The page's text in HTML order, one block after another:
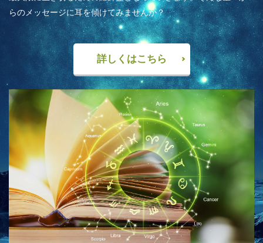
らのメッセージに耳を傾けてみませんか？
詳しくはこちら